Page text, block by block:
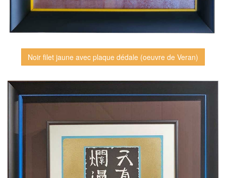
Noir filet jaune avec plaque dédale (oeuvre de Veran)